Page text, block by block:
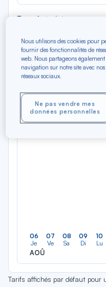
Type de trajet
Précédent Aller /
06
Je
AOÛ
07
Ve
08
Sa
09
Di
10
Lu
Tarifs affichés par défaut pour
Nous utilisons des cookies pour
fournir des fonctionnalités de
web. Nous partageons
navigation sur notre site avec
réseaux sociaux.
Ne pas vendre mes
données personnelles